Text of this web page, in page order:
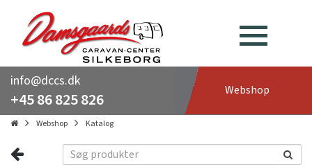
info@dccs.dk
+45 86 825 826 Webshop
Webshop Katalog